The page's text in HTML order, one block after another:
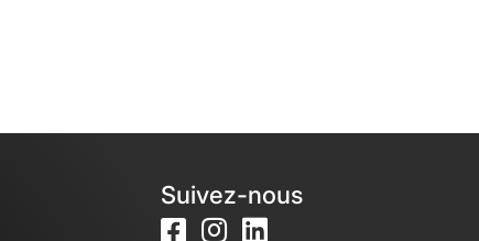
Suivez-nous